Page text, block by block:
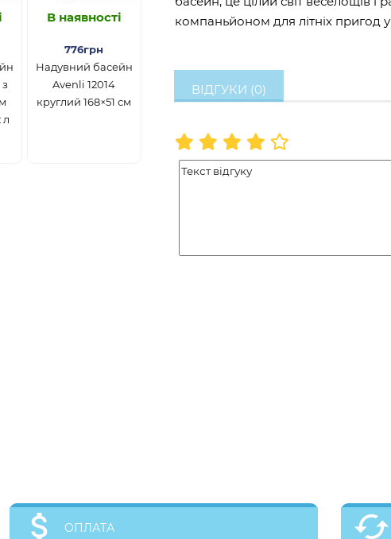
л
В наявності
776грн
Надувний басейн
Avenli 12014
круглий 168×51 см
компаньйоном для літніх пригод
ВІДГУКИ (0)
ОПЛАТА